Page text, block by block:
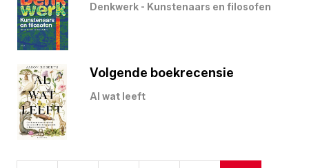
Denkwerk - Kunstenaars en filosofen
Volgende boekrecensie
Al wat leeft